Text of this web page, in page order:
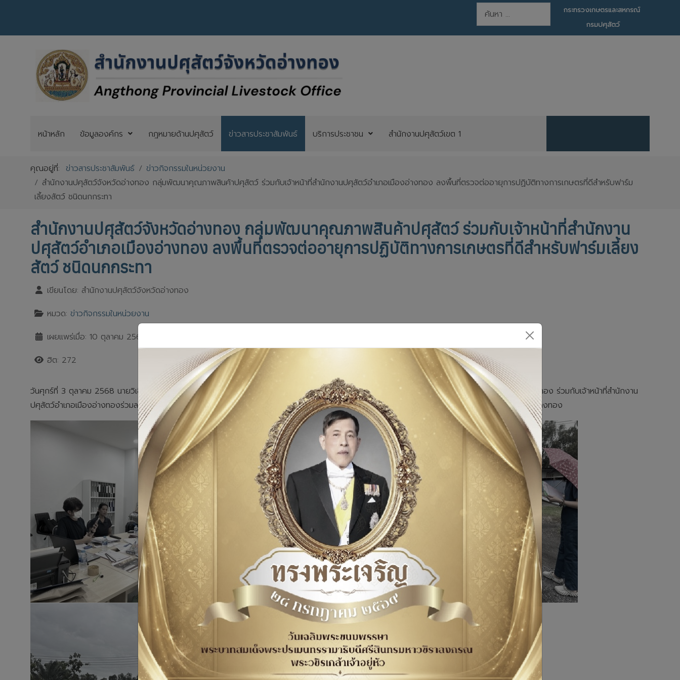
การค้นหา
กระทรวงเกษตรและสหกรณ์
กรมปศุสัตว์
หน้าหลัก ข้อมูลองค์กร กฎหมายด้านปศุสัตว์ ข่าวสารประชาสัมพันธ์ บริการประชาชน สำนักงานปศุสัตว์เขต 1
คุณอยู่ที่:ข่าวสารประชาสัมพันธ์
ข่าวกิจกรรมในหน่วยงาน
สำนักงานปศุสัตว์จังหวัดอ่างทอง กลุ่มพัฒนาคุณภาพสินค้าปศุสัตว์ ร่วมกับเจ้าหน้าที่สำนักงานปศุสัตว์อำเภอเมืองอ่างทอง ลงพื้นที่ตรวจต่ออายุการปฏิบัติทางการเกษตรที่ดีสำหรับฟาร์ม
เลี้ยงสัตว์ ชนิดนกกระทา
สำนักงานปศุสัตว์จังหวัดอ่างทอง กลุ่มพัฒนาคุณภาพสินค้าปศุสัตว์ ร่วมกับเจ้าหน้าที่สำนักงาน
ปศุสัตว์อำเภอเมืองอ่างทอง ลงพื้นที่ตรวจต่ออายุการปฏิบัติทางการเกษตรที่ดีสำหรับฟาร์มเลี้ยง
สัตว์ ชนิดนกกระทา
เขียนโดย: สำนักงานปศุสัตว์จังหวัดอ่างทอง
หมวด:ข่าวกิจกรรมในหน่วยงาน
เผยแพร่เมื่อ: 10 ตุลาคม 2568
ฮิต: 272
วันศุกร์ที่ 3 ตุลาคม 2568 นายวิเชียร จารุเพ็ง ปศุสัตว์จังหวัดอ่างทอง ได้มอบหมายให้เจ้าหน้าที่กลุ่มพัฒนาคุณภาพสินค้าปศุสัตว์ สำนักงานปศุสัตว์จังหวัดอ่างทอง ร่วมกับเจ้าหน้าที่สำนักงาน
ปศุสัตว์อำเภอเมืองอ่างทองร่วมลงพื้นที่ตรวจต่ออายุการปฏิบัติทางการเกษตรที่ดีสำหรับฟาร์มเลี้ยงสัตว์ ชนิดนกกระทาในเขตพื้นที่อำเภอเมืองอ่างทอง จังหวัดอ่างทอง